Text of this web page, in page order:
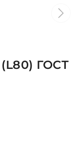
(L80) ГОСТ